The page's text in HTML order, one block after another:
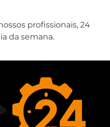
profissionais, 24
da semana.